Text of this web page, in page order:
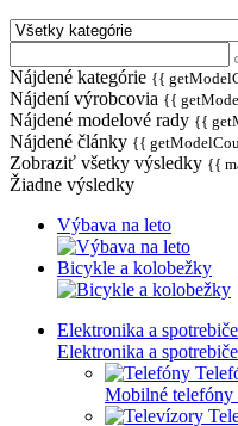
Nájdené kategórie {{
Nájdení výrobcovia {{
Nájdené modelové rady {{
Nájdené články {{
Zobraziť všetky výsledky {{
Žiadne výsledky
Výbava na leto
Bicykle a kolobežky
Elektronika a spotrebiče
Elektronika a spotrebiče
Mobilné